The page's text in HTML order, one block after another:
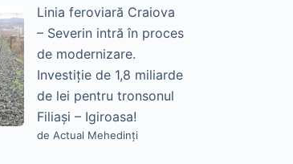
Linia feroviară Craiova
– Severin intră în proces
de modernizare.
Investiție de 1,8 miliarde
de lei pentru tronsonul
Filiași – Igiroasa!
de Actual Mehedinți